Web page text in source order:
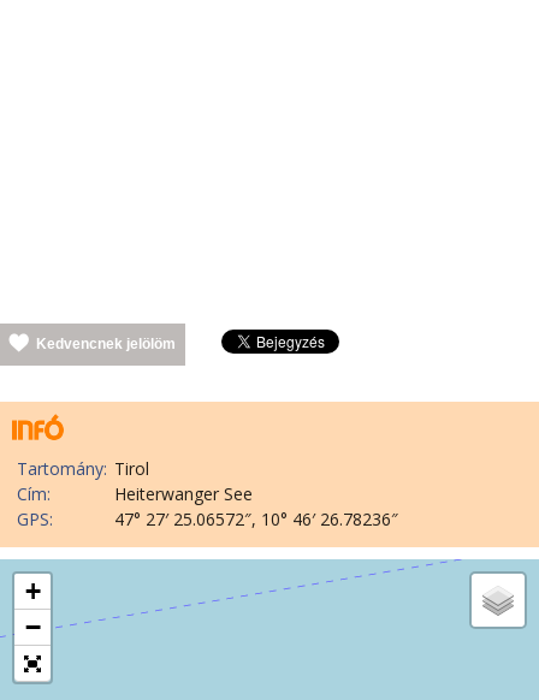
Kedvencnek jelölöm
Tartomány: Tirol
Cím:
Heiterwanger See
GPS:
47° 27′ 25.06572″, 10° 46′ 26.78236″
+
−